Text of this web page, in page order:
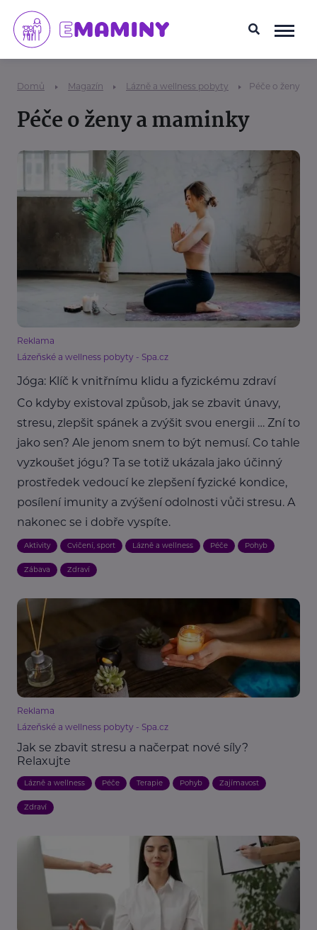
Domů Magazín Lázně a wellness pobyty Péče o ženy a
Péče o ženy a maminky
Reklama
Lázeňské a wellness pobyty - Spa.cz
Jóga: Klíč k vnitřnímu klidu a fyzickému zdraví
Co kdyby existoval způsob, jak se zbavit únavy,
stresu, zlepšit spánek a zvýšit svou energii … Zní to
jako sen? Ale jenom snem to být nemusí. Co tahle
vyzkoušet jógu? Ta se totiž ukázala jako účinný
prostředek vedoucí ke zlepšení fyzické kondice,
posílení imunity a zvýšení odolnosti vůči stresu. A
nakonec se i dobře vyspíte.
Aktivity Cvičení, sport Lázně a wellness Péče Pohyb
Zábava Zdraví
Reklama
Lázeňské a wellness pobyty - Spa.cz
Jak se zbavit stresu a načerpat nové síly?
Relaxujte
Lázně a wellness Péče Terapie Pohyb Zajímavost
Zdraví